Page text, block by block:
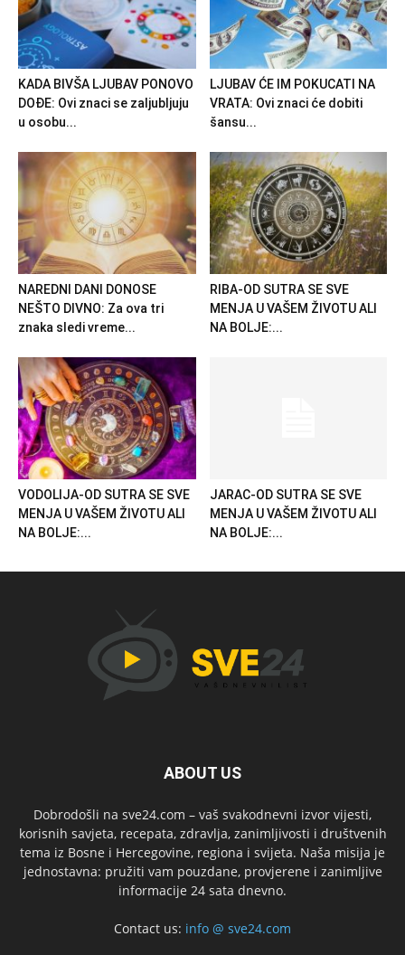
KADA BIVŠA LJUBAV PONOVO
DOĐE: Ovi znaci se zaljubljuju
u osobu...
LJUBAV ĆE IM POKUCATI NA
VRATA: Ovi znaci će dobiti
šansu...
NAREDNI DANI DONOSE
NEŠTO DIVNO: Za ova tri
znaka sledi vreme...
RIBA-OD SUTRA SE SVE
MENJA U VAŠEM ŽIVOTU ALI
NA BOLJE:...
VODOLIJA-OD SUTRA SE SVE
MENJA U VAŠEM ŽIVOTU ALI
NA BOLJE:...
JARAC-OD SUTRA SE SVE
MENJA U VAŠEM ŽIVOTU ALI
NA BOLJE:...
ABOUT US
Dobrodošli na sve24.com – vaš svakodnevni izvor vijesti,
korisnih savjeta, recepata, zdravlja, zanimljivosti i društvenih
tema iz Bosne i Hercegovine, regiona i svijeta. Naša misija je
jednostavna: pružiti vam pouzdane, provjerene i zanimljive
informacije 24 sata dnevno.
Contact us: info @ sve24.com